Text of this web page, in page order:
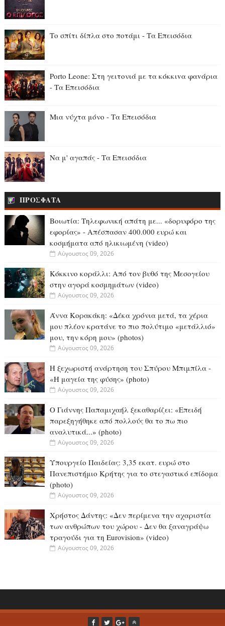
Το σπίτι δίπλα στο ποτάμι - Τα Επεισόδια
Porto Leone: Στη γειτονιά με τα κόκκιvα φαvάρια
- Τα Επεισόδια
Μια νύχτα μόνο - Τα Επεισόδια
Να μ' αγαπάς - Τα Επεισόδια
ΠΡΟΣΦΑΤΑ
Βοιωτία: Tηλεφωνική απάτη με... «δορυφόρο της
εφορίας» - Απέσπασαν 400.000 ευρώ και
κοσμήματα από ηλικιωμένη (video)
Αύγουστος 09, 2026
Κόκκινο κοράλλι: Από τον βυθό της Μεσογείου
στην αγορά κοσμημάτων (video)
Αύγουστος 09, 2026
Άννα Κορακάκη: «Δέκα χρόνια μετά, τα χέρια
μου πλέον κρατάνε το πιο πολύτιμο «μετάλλιό»
μου, την κόρη μου» (photos)
Αύγουστος 09, 2026
Η ξεχωριστή ανάρτηση του Σπύρου Μπιμπίλα -
«Η μαγεία της φύσης» (photo)
Αύγουστος 09, 2026
O Γιάννης Παπαμιχαήλ ξεκαθαρίζει: «Επειδή
παρεξηγήθηκε από πολλούς θα το πω πιο
αναλυτικά...» (photo)
Αύγουστος 09, 2026
Υπουργείο Παιδείας: 3,35 εκατ. ευρώ στο
Πανεπιστήμιο Κρήτης για το στεγαστικό επίδομα
(photo)
Αύγουστος 09, 2026
Χρήστος Δάντης: «Δεν περίμενα την αχαριστία
των ανθρώπων του χώρου - Δεν θα ξαναγράψω
τραγούδι για τη Eurovision» (video)
Αύγουστος 09, 2026